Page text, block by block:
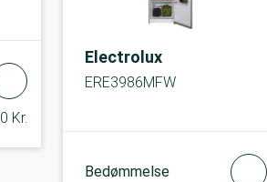
Kr.
Electrolux
ERE3986MFW
Bedømmelse